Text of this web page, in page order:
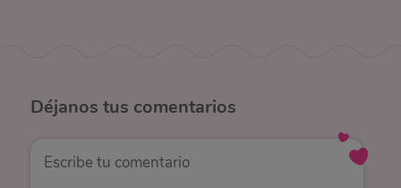
Déjanos tus comentarios